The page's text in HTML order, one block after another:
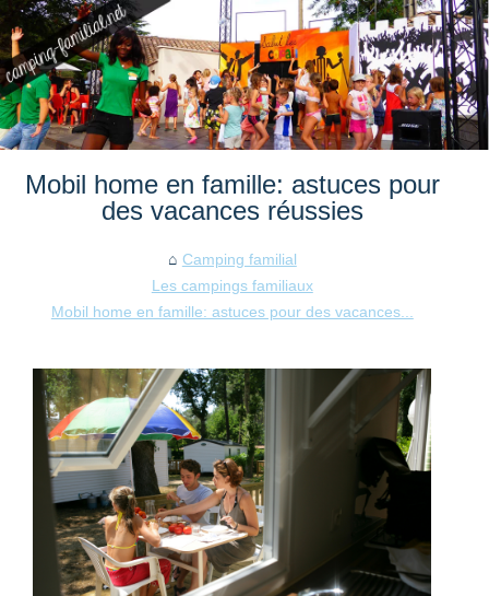
Mobil home en famille: astuces pour
des vacances réussies
Camping familial
Les campings familiaux
Mobil home en famille: astuces pour des vacances...